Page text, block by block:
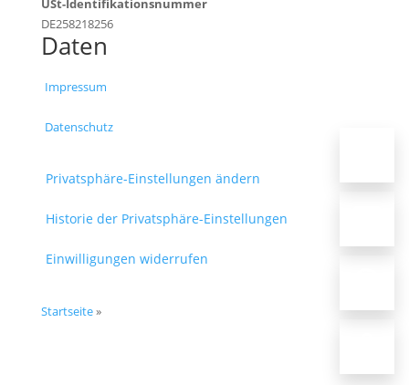
USt-Identifikationsnummer
DE258218256
Daten
Impressum
Datenschutz
Privatsphäre-Einstellungen ändern
Historie der Privatsphäre-Einstellungen
Einwilligungen widerrufen
Startseite»